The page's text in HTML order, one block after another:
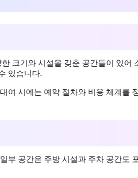
크기와 시설을 갖춘 공간들이 있어
있습니다.
여 시에는 예약 절차와 비용 체계를
부 공간은 주방 시설과 주차 공간도